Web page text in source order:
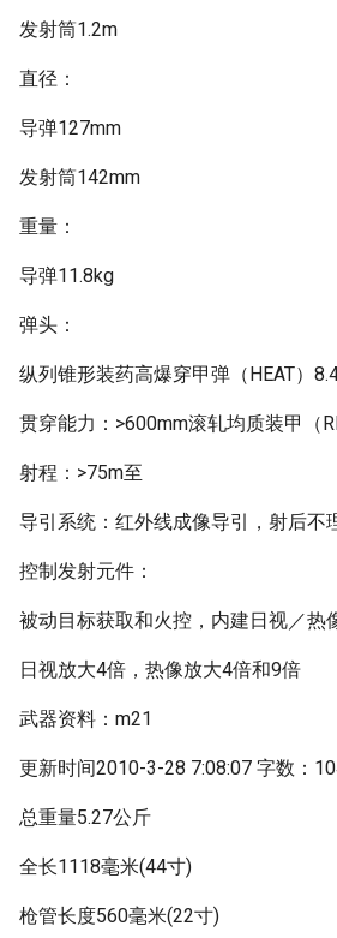
发射筒1.2m
直径：
导弹127mm
发射筒142mm
重量：
导弹11.8kg
弹头：
纵列锥形装药高爆穿甲弹（HEAT）
贯穿能力：>600mm滚轧均质装甲（
射程：>75m至
导引系统：红外线成像导引，射后不
控制发射元件：
被动目标获取和火控，内建日视／热
日视放大4倍，热像放大4倍和9倍
武器资料：m21
更新时间2010-3-28 7:08:07 字数：
总重量5.27公斤
全长1118毫米(44寸)
枪管长度560毫米(22寸)